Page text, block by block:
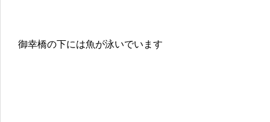
御幸橋の下には魚が泳いでいます